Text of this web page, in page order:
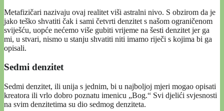
Metafizičari nazivaju ovaj realitet viši astralni nivo. S obzirom da je
jako teško shvatiti čak i sami četvrti denzitet s našom ograničenom
sviješću, uopće nećemo više gubiti vrijeme na šesti denzitet jer ga
mi, u stvari, nismo u stanju shvatiti niti imamo riječi s kojima bi ga
opisali.
Sedmi denzitet
Sedmi denzitet, ili unija s jednim, bi u najboljoj mjeri mogao opisati
kreatora ili vrlo dobro poznatu imenicu „Bog.“ Svi djelići svjesnosti
na svim denzitetima su dio sedmog denziteta.